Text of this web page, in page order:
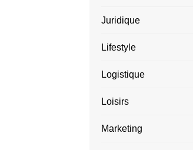
Juridique
Lifestyle
Logistique
Loisirs
Marketing